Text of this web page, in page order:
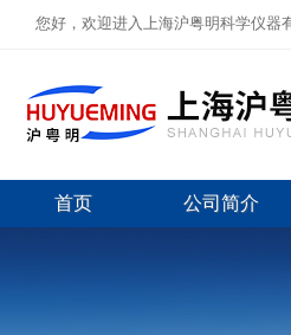
您好，欢迎进入上海沪粤明科学仪器
首页 公司简介